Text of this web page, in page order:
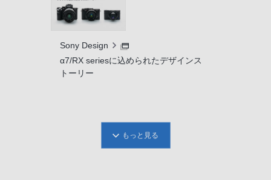
Sony Design
α7/RX seriesに込められたデザインス
トーリー
もっと見る